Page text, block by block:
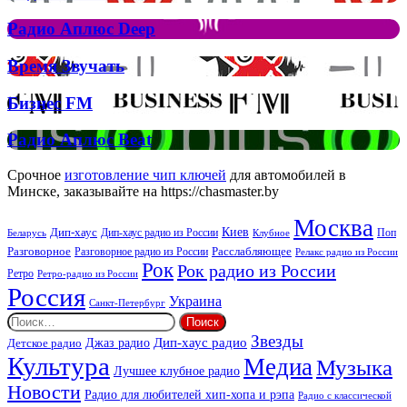
Джона
та
Брітні
Спірс
Аплюс
Рок
Радио
Аплюс
Deep
Радио Аплюс Deep
Время
Звучать
Время Звучать
Бизнес
Бизнес FM
Радио
Аплюс
Beat
Радио Аплюс Beat
Срочное изготовление чип ключей для автомобилей в
Минске, заказывайте на https://chasmaster.by
Беларусь Дип-хаус Дип-хаус радио из России Киев Клубное Москва Поп
Разговорное Разговорное радио из России Расслабляющее Релакс радио из России
Ретро Ретро-радио из России РокРок радио из России
Россия Санкт-Петербург Украина
Найти:
Детское радио Джаз радио Дип-хаус радио Звезды
Культура Лучшее клубное радио МедиаМузыка
Новости Радио для любителей хип-хопа и рэпа Радио с классической